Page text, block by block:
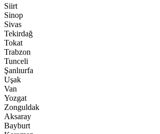
Siirt
Sinop
Sivas
Tekirdağ
Tokat
Trabzon
Tunceli
Şanlıurfa
Uşak
Van
Yozgat
Zonguldak
Aksaray
Bayburt